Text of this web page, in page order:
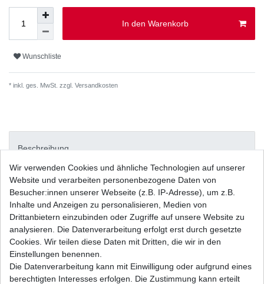
In den Warenkorb
Wunschliste
* inkl. ges. MwSt. zzgl. Versandkosten
Beschreibung
Weitere Details
Neues
Ersatzteil
Wir verwenden Cookies und ähnliche Technologien auf unserer
Website und verarbeiten personenbezogene Daten von
Besucher:innen unserer Webseite (z.B. IP-Adresse), um z.B.
Inhalte und Anzeigen zu personalisieren, Medien von
Drittanbietern einzubinden oder Zugriffe auf unsere Website zu
analysieren. Die Datenverarbeitung erfolgt erst durch gesetzte
Cookies. Wir teilen diese Daten mit Dritten, die wir in den
Einstellungen benennen.
Die Datenverarbeitung kann mit Einwilligung oder aufgrund eines
berechtigten Interesses erfolgen. Die Zustimmung kann erteilt